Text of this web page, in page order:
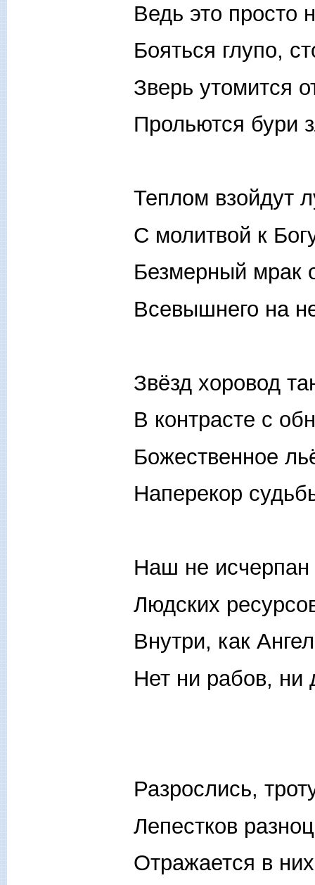
Ведь это просто
Бояться глупо,
Зверь утомится
Прольются бури
Теплом взойдут
С молитвой к
Безмерный мрак
Всевышнего на
Звёзд хоровод
В контрасте с
Божественное
Наперекор
Наш не исчерпан
Людских
Внутри, как
Нет ни рабов, ни
Разрослись,
Лепестков
Отражается в